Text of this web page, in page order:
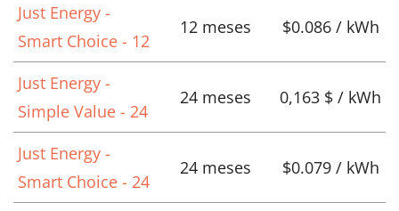
Just Energy -
Smart Choice - 12
12 meses $0.086 / kWh
Just Energy -
Simple Value - 24
24 meses 0,163 $ / kWh
Just Energy -
Smart Choice - 24
24 meses $0.079 / kWh